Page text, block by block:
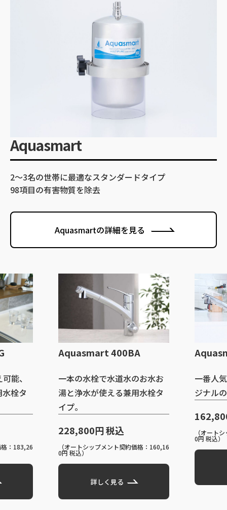
Aquasmart
2～3名の世帯に最適なスタンダードタイプ
98項目の有害物質を除去
Aquasmartの詳細を見る
能、
栓タ
：183,26
Aquasmart 400BA
一本の水栓で水道水のお水お
湯と浄水が使える兼用水栓タ
イプ。
228,800円 税込
（オートシップメント契約価格：160,16
0円 税込）
詳しく見る
一番人
ジナル
（オート
0円 税込）